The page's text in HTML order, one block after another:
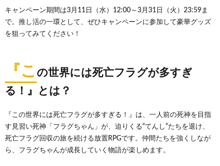
キャンペーン期間は3月11日（水）12:00～3月31日（火）23:59ま
で。推し活の一環として、ぜひキャンペーンに参加して豪華グッズ
を狙ってみてください！
『こ の世界には死亡フラグが多すぎ
る！』とは？
『この世界には死亡フラグが多すぎる！』は、一人前の死神を目指
す見習い死神「フラグちゃん」が、迫りくる“てんし”たちを退け、
死亡フラグ回収の旅を続ける放置RPGです。仲間たちを強くしなが
ら、フラグちゃんが成長していく物語が楽しめます。